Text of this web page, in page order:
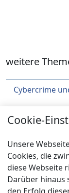
weitere
Cybercrime
Über uns
Service
Spenden
Cookie-
Unsere
Cookies, die
diese Webseite
Darüber hinaus